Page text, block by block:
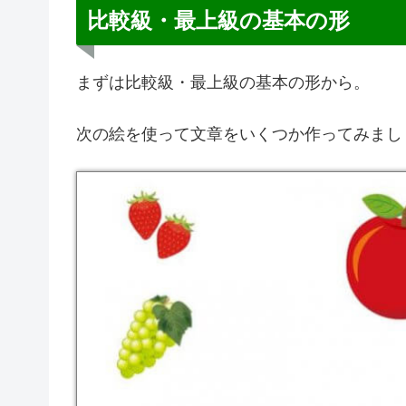
比較級・最上級の基本の形
まずは比較級・最上級の基本の形から。
次の絵を使って文章をいくつか作ってみま